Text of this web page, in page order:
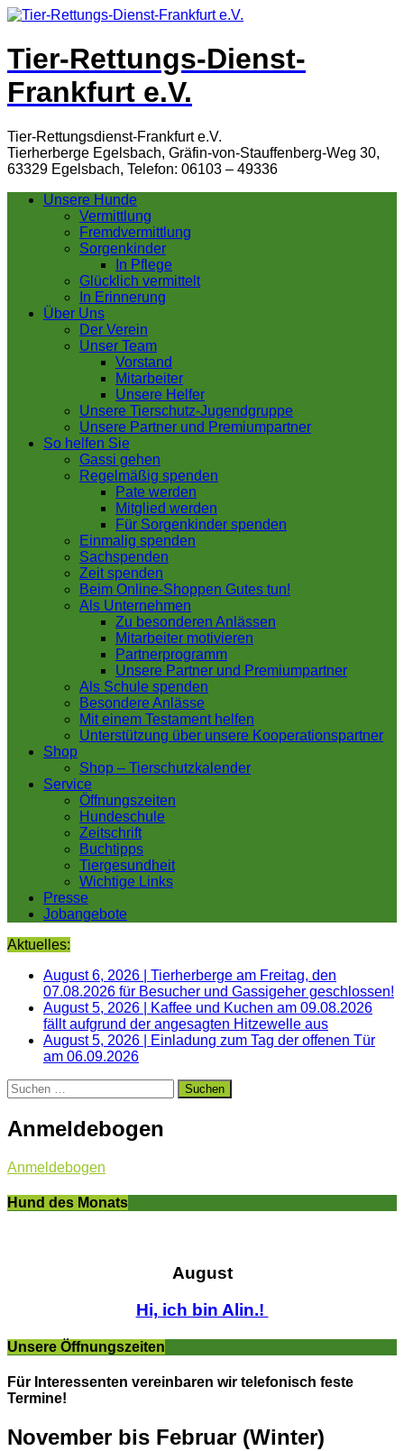
Tier-Rettungs-Dienst-
Frankfurt e.V.
Tier-Rettungsdienst-Frankfurt e.V.
Tierherberge Egelsbach, Gräfin-von-Stauffenberg-Weg 30,
63329 Egelsbach, Telefon: 06103 – 49336
Unsere Hunde
Vermittlung
Fremdvermittlung
Sorgenkinder
In Pflege
Glücklich vermittelt
In Erinnerung
Über Uns
Der Verein
Unser Team
Vorstand
Mitarbeiter
Unsere Helfer
Unsere Tierschutz-Jugendgruppe
Unsere Partner und Premiumpartner
So helfen Sie
Gassi gehen
Regelmäßig spenden
Pate werden
Mitglied werden
Für Sorgenkinder spenden
Einmalig spenden
Sachspenden
Zeit spenden
Beim Online-Shoppen Gutes tun!
Als Unternehmen
Zu besonderen Anlässen
Mitarbeiter motivieren
Partnerprogramm
Unsere Partner und Premiumpartner
Als Schule spenden
Besondere Anlässe
Mit einem Testament helfen
Unterstützung über unsere Kooperationspartner
Shop
Shop – Tierschutzkalender
Service
Öffnungszeiten
Hundeschule
Zeitschrift
Buchtipps
Tiergesundheit
Wichtige Links
Presse
Jobangebote
Aktuelles:
August 6, 2026
Tierherberge am Freitag, den
07.08.2026 für Besucher und Gassigeher geschlossen!
August 5, 2026
Kaffee und Kuchen am 09.08.2026
fällt aufgrund der angesagten Hitzewelle aus
August 5, 2026
Einladung zum Tag der offenen Tür
am 06.09.2026
Suchen
nach:
Anmeldebogen
Anmeldebogen
Hund des Monats
August
Hi, ich bin Alin.!
Unsere Öffnungszeiten
Für Interessenten vereinbaren wir telefonisch feste
Termine!
November bis Februar (Winter)